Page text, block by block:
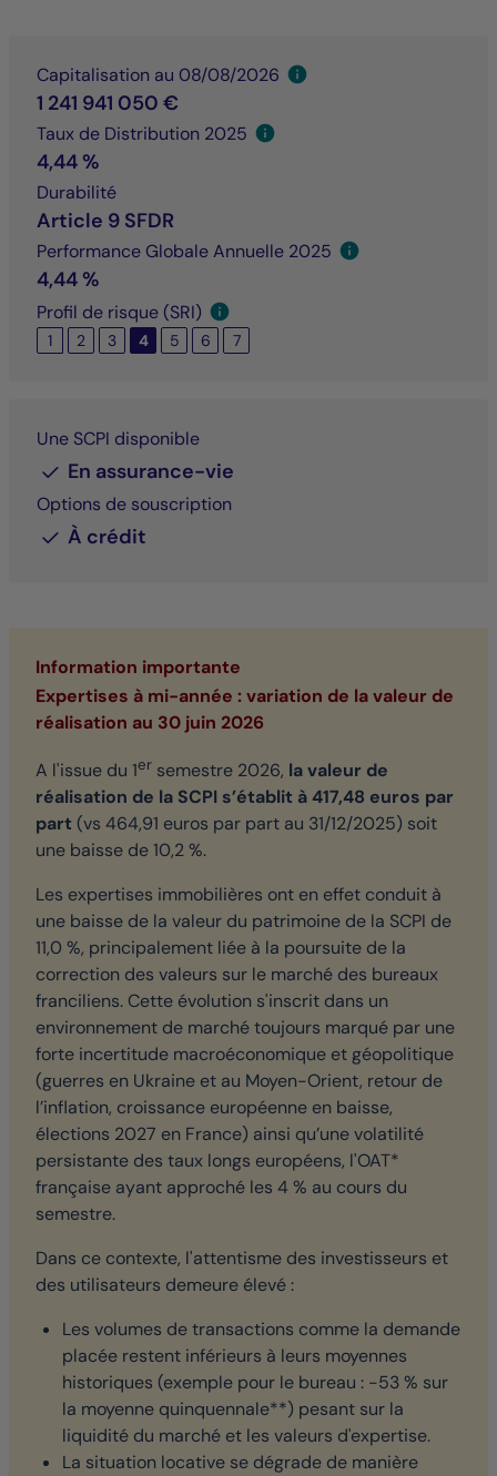
Capitalisation au 08/08/2026
1 241 941 050 €
Taux de Distribution 2025
4,44 %
Durabilité
Article 9 SFDR
Performance Globale Annuelle 2025
4,44 %
Profil de risque (SRI)
1 2 3 4 5 6 7
Une SCPI disponible
En assurance-vie
Options de souscription
À crédit
Information importante
Expertises à mi-année : variation de la valeur de
réalisation au 30 juin 2026
A l'issue du 1er semestre 2026, la valeur de
réalisation de la SCPI s’établit à 417,48 euros par
part (vs 464,91 euros par part au 31/12/2025) soit
une baisse de 10,2 %.
Les expertises immobilières ont en effet conduit à
une baisse de la valeur du patrimoine de la SCPI de
11,0 %, principalement liée à la poursuite de la
correction des valeurs sur le marché des bureaux
franciliens. Cette évolution s'inscrit dans un
environnement de marché toujours marqué par une
forte incertitude macroéconomique et géopolitique
(guerres en Ukraine et au Moyen-Orient, retour de
l’inflation, croissance européenne en baisse,
élections 2027 en France) ainsi qu’une volatilité
persistante des taux longs européens, l'OAT*
française ayant approché les 4 % au cours du
semestre.
Dans ce contexte, l'attentisme des investisseurs et
des utilisateurs demeure élevé :
Les volumes de transactions comme la demande
placée restent inférieurs à leurs moyennes
historiques (exemple pour le bureau : -53 % sur
la moyenne quinquennale**) pesant sur la
liquidité du marché et les valeurs d'expertise.
La situation locative se dégrade de manière